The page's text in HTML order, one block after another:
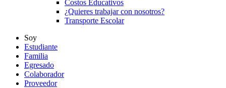
Costos Educativos
¿Quieres trabajar con nosotros?
Transporte Escolar
Soy
Estudiante
Familia
Egresado
Colaborador
Proveedor